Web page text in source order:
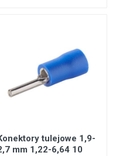
tulejowe 1,9-
mm 1,22-6,64 10